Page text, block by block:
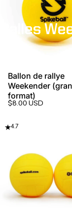
Balles
Ballon de rallye
Weekender
format)
$8.00 USD
4.7